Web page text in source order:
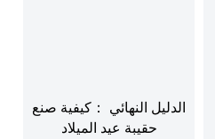
الدليل النهائي ：كيفية صنع
حقيبة عيد الميلاد